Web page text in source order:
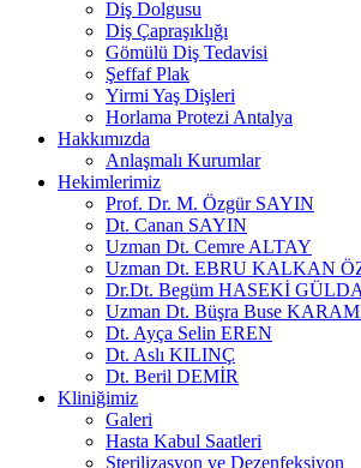
Diş Dolgusu
Diş Çapraşıklığı
Gömülü Diş Tedavisi
Şeffaf Plak
Yirmi Yaş Dişleri
Horlama Protezi Antalya
Hakkımızda
Anlaşmalı Kurumlar
Hekimlerimiz
Prof. Dr. M. Özgür SAYIN
Dt. Canan SAYIN
Uzman Dt. Cemre ALTAY
Uzman Dt. EBRU KALKAN
Dr.Dt. Begüm HASEKİ
Uzman Dt. Büşra Buse
Dt. Ayça Selin EREN
Dt. Aslı KILINÇ
Dt. Beril DEMİR
Kliniğimiz
Galeri
Hasta Kabul Saatleri
Sterilizasyon ve Dezenfeksiyon